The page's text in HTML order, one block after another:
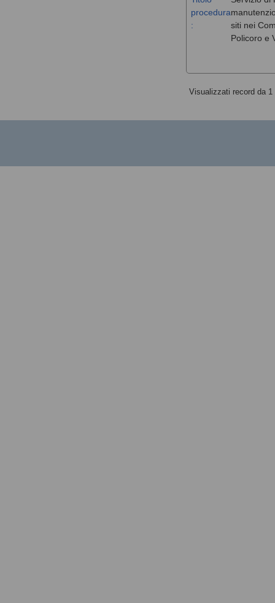
procedura
:
siti nei
Policoro e
Visualizzati record da 1